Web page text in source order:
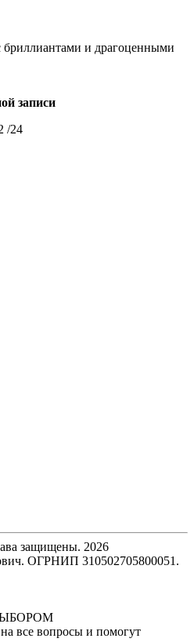
и драгоценными
записи
/24
защищены. 2026
ОГРНИП 310502705800051.
все вопросы и помогут